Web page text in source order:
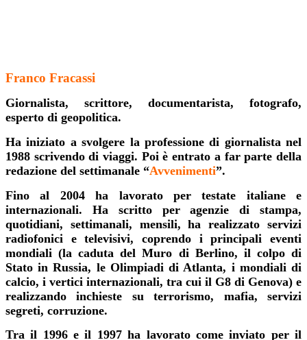
Franco Fracassi
Giornalista, scrittore, documentarista, fotografo,
esperto di geopolitica.
Ha iniziato a svolgere la professione di giornalista nel
1988 scrivendo di viaggi. Poi è entrato a far parte della
redazione del settimanale “Avvenimenti”.
Fino al 2004 ha lavorato per testate italiane e
internazionali. Ha scritto per agenzie di stampa,
quotidiani, settimanali, mensili, ha realizzato servizi
radiofonici e televisivi, coprendo i principali eventi
mondiali (la caduta del Muro di Berlino, il colpo di
Stato in Russia, le Olimpiadi di Atlanta, i mondiali di
calcio, i vertici internazionali, tra cui il G8 di Genova) e
realizzando inchieste su terrorismo, mafia, servizi
segreti, corruzione.
Tra il 1996 e il 1997 ha lavorato come inviato per il